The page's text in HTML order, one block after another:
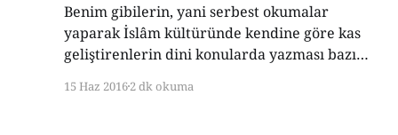
Benim gibilerin, yani serbest okumalar
yaparak İslâm kültüründe kendine göre kas
geliştirenlerin dini konularda yazması bazı
nâmerdim. Din hakkında yazmak, yazarın dinle
15 Haz 20162 dk okuma